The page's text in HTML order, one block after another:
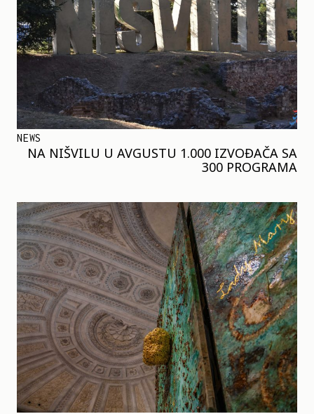
NEWS
NA NIŠVILU U AVGUSTU 1.000 IZVOĐAČA SA
300 PROGRAMA